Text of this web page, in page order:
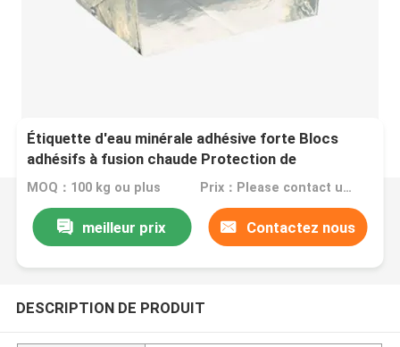
Étiquette d'eau minérale adhésive forte Blocs
adhésifs à fusion chaude Protection de
l'environnement
MOQ：100 kg ou plus Prix：Please contact us for quotation
meilleur prix Contactez nous
DESCRIPTION DE PRODUIT